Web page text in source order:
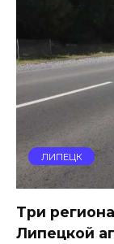
ЛИПЕЦК
Три
Липецкой